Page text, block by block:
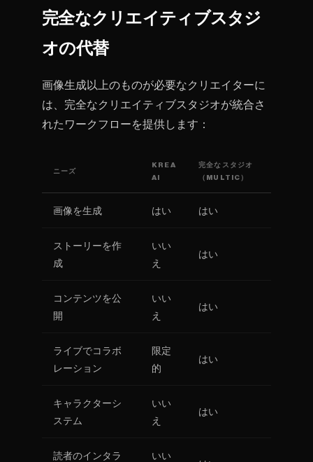
完全なクリエイティブスタジ
オの代替
画像生成以上のものが必要なクリエイターに
は、完全なクリエイティブスタジオが統合さ
れたワークフローを提供します：
ニーズ
KREA
AI
完全なスタジオ
（MULTIC）
画像を生成 はい はい
ストーリーを作
成
いい
え
はい
コンテンツを公
開
いい
え
はい
ライブでコラボ
レーション
限定
的
はい
キャラクターシ
ステム
いい
え
はい
読者のインタラ いい